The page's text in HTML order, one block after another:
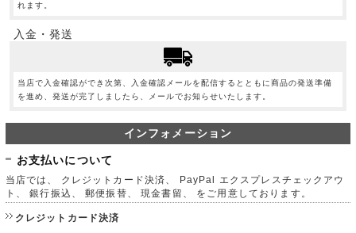
れます。
入金・発送
当店で入金確認ができ次第、入金確認メールを配信するとともに商品の発送準備
を進め、発送が完了しましたら、メールでお知らせいたします。
インフォメーション
お支払いについて
当店では、 クレジットカード決済、 PayPal エクスプレスチェックアウ
ト、 銀行振込、 郵便振替、 現金書留、 をご用意しております。
クレジットカード決済